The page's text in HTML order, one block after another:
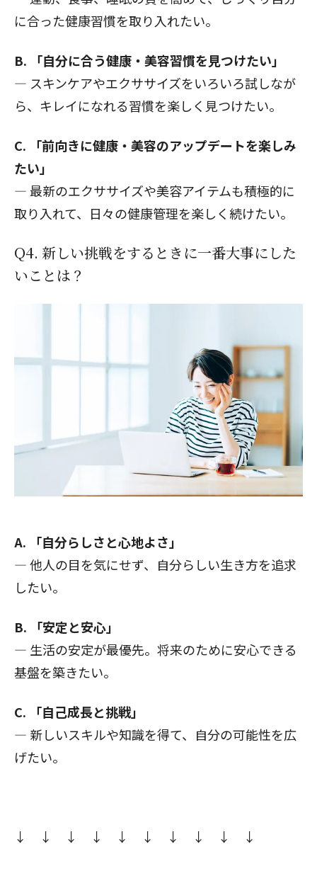
に合った健康習慣を取り入れたい。
B. 「自分に合う健康・美容習慣を見つけたい」
— スキンケアやエクササイズをいろいろ試しなが
ら、キレイになれる習慣を楽しく見つけたい。
C. 「前向きに健康・美容のアップデートを楽しみ
たい」
— 最新のエクササイズや美容アイテムも積極的に
取り入れて、日々の健康管理を楽しく続けたい。
Q4. 新しい挑戦をするときに一番大事にした
いことは？
A. 「自分らしさと心地よさ」
— 他人の目を気にせず、自分らしい生き方を追求
したい。
B. 「安定と安心」
— 生活の安定が最優先。将来のために安心できる
基盤を築きたい。
C. 「自己成長と挑戦」
— 新しいスキルや知識を得て、自分の可能性を広
げたい。
↓ ↓ ↓ ↓ ↓ ↓ ↓ ↓ ↓ ↓